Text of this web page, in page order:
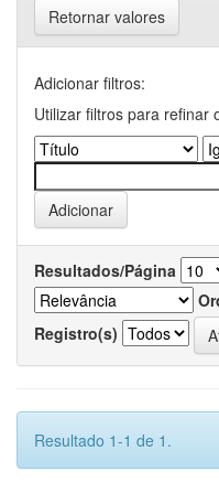
Retornar valores
Adicionar filtros:
Utilizar filtros para refinar
Resultados/Página
Registro(s)
Resultado 1-1 de 1.